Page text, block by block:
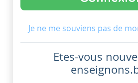
Je ne me souviens pas de
Etes-vous